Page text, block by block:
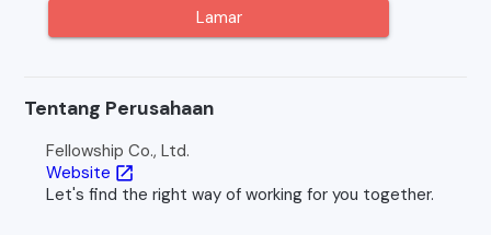
Lamar
Tentang Perusahaan
Fellowship Co., Ltd.
Website open_in_new
Let's find the right way of working for you together.